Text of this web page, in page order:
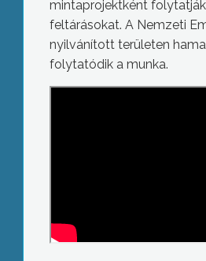
mintaprojektként
feltárásokat. A Nemzeti
nyilvánított területen
folytatódik a munka.